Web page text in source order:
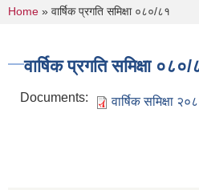
You are here
Home » वार्षिक प्रगति समिक्षा ०८०/८१
वार्षिक प्रगति समिक्षा
Documents: वार्षिक समिक्षा